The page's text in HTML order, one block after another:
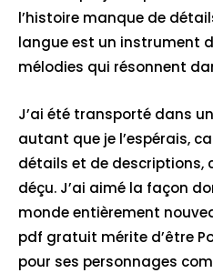
l’histoire manque de
langue est un instrument
mélodies qui résonnent
J’ai été transporté dans
autant que je l’espérais,
détails et de descriptions,
déçu. J’ai aimé la façon
monde entièrement
pdf gratuit mérite d’être
pour ses personnages